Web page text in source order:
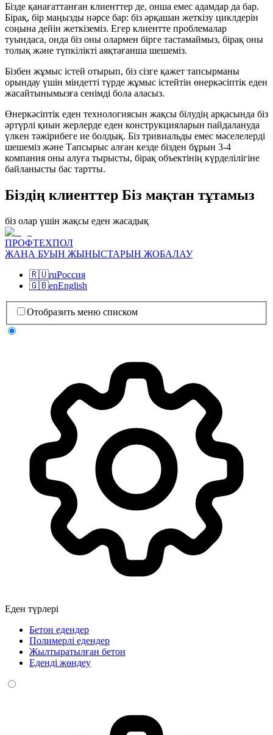
Бізде қанағаттанған клиенттер де, онша емес адамдар да бар.
Бірақ, бір маңызды нәрсе бар: біз әрқашан жеткізу циклдерін
соңына дейін жеткіземіз. Егер клиентте проблемалар
туындаса, онда біз оны олармен бірге тастамаймыз, бірақ оны
толық және түпкілікті аяқтағанша шешеміз.
Бізбен жұмыс істей отырып, біз сізге қажет тапсырманы
орындау үшін міндетті түрде жұмыс істейтін өнеркәсіптік еден
жасайтынымызға сенімді бола аласыз.
Өнеркәсіптік еден технологиясын жақсы білудің арқасында біз
әртүрлі қиын жерлерде еден конструкцияларын пайдалануда
үлкен тәжірибеге ие болдық. Біз тривиальды емес мәселелерді
шешеміз және Тапсырыс алған кезде бізден бұрын 3-4
компания оны алуға тырысты, бірақ объектінің күрделілігіне
байланысты бас тартты.
Біздің клиенттер Біз мақтан тұтамыз
біз олар үшін жақсы еден жасадық
ПРОФТЕХПОЛ
ЖАҢА БУЫН ЖЫНЫСТАРЫН ЖОБАЛАУ
🇷🇺ruРоссия
🇬🇧enEnglish
Отобразить меню списком
Еден түрлері
Бетон едендер
Полимерлі едендер
Жылтыратылған бетон
Еденді жөндеу